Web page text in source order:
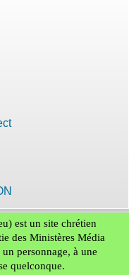
est un site chrétien
des Ministères Média
personnage, à une
quelconque.